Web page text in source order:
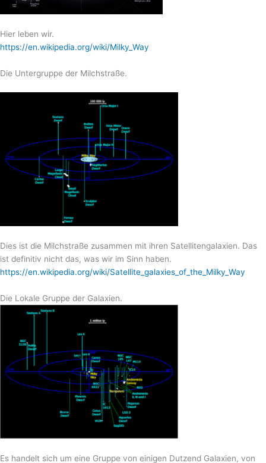
Hier leben wir.
https://en.wikipedia.org/wiki/Milky_Way
Die Untergruppe der Milchstraße.
Dies ist die Milchstraße zusammen mit ihren Satellitengalaxien. Das
ist definitiv nicht das, was wir im Sinn haben.
https://en.wikipedia.org/wiki/Satellite_galaxies_of_the_Milky_Way
Die Lokale Gruppe der Galaxien.
Es handelt sich um eine Gruppe von einigen Dutzend Galaxien, von